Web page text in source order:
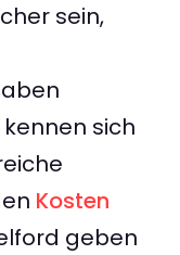
sein,
sich
Kosten
geben